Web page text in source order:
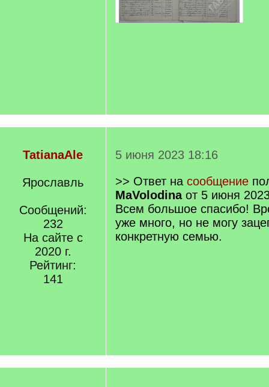
TatianaAle
Ярославль
Сообщений:
232
На сайте с
2020 г.
Рейтинг:
141
5 июня 2023 18:16
>> Ответ на сообщение
MaVolodinaот 5 июня
Всем большое спасибо!
уже много, но не могу
конкретную семью.